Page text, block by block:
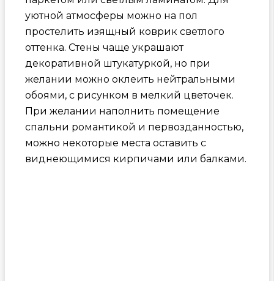
уютной атмосферы можно на пол
простелить изящный коврик светлого
оттенка. Стены чаще украшают
декоративной штукатуркой, но при
желании можно оклеить нейтральными
обоями, с рисунком в мелкий цветочек.
При желании наполнить помещение
спальни романтикой и первозданностью,
можно некоторые места оставить с
виднеющимися кирпичами или балками.